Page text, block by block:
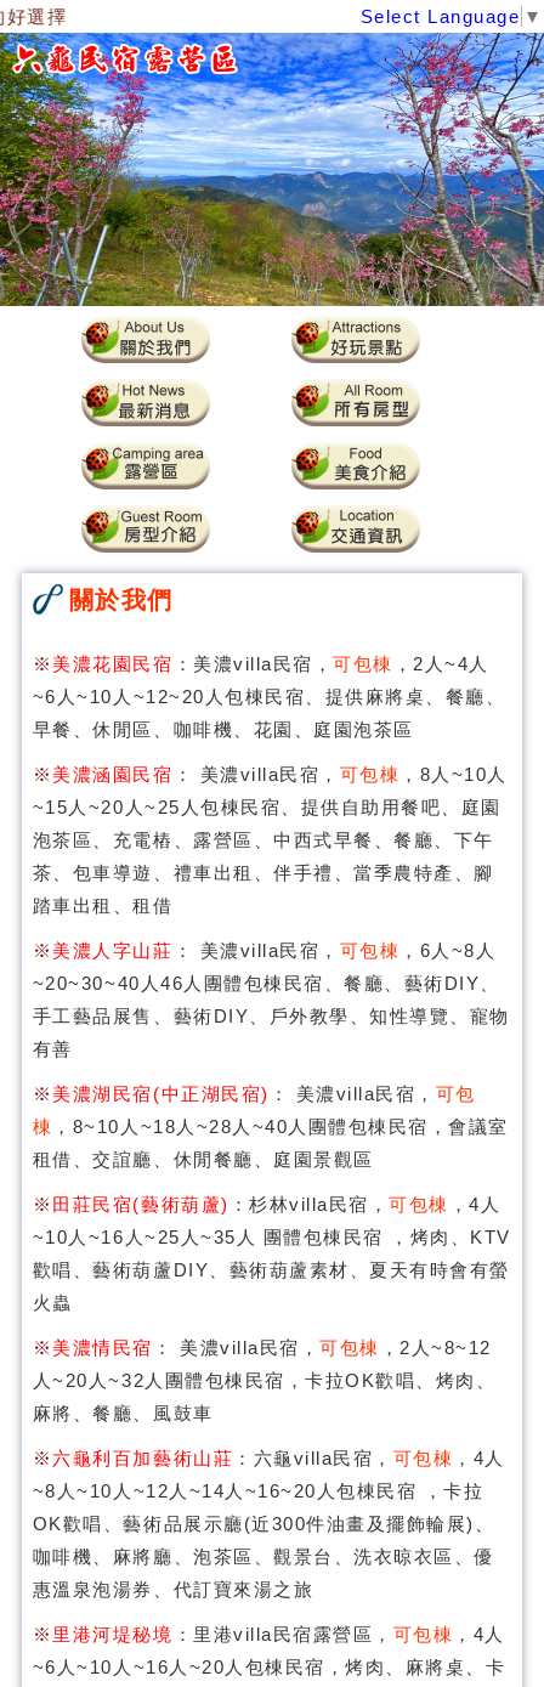
選擇 Select Language ▼
關於我們
※ 美濃花園民宿 ：美濃villa民宿，可包棟 ，2人~4人
~6人~10人~12~20人包棟民宿、提供麻將桌、餐廳、
早餐、休閒區、咖啡機、花園、庭園泡茶區
※ 美濃涵園民宿 ： 美濃villa民宿， 可包棟 ，8人~10人
~15人~20人~25人包棟民宿、提供自助用餐吧、庭園
泡茶區、充電樁、露營區、中西式早餐、餐廳、下午
茶、包車導遊、禮車出租、伴手禮、當季農特產、腳
踏車出租、租借
※ 美濃人字山莊 ： 美濃villa民宿， 可包棟 ，6人~8人
~20~30~40人46人團體包棟民宿、餐廳、藝術DIY、
手工藝品展售、藝術DIY、戶外教學、知性導覽、寵物
有善
※ 美濃湖民宿(中正湖民宿) ： 美濃villa民宿， 可包
棟 ，8~10人~18人~28人~40人團體包棟民宿，會議室
租借、交誼廳、休閒餐廳、庭園景觀區
※ 田莊民宿(藝術葫蘆) ：杉林villa民宿，可包棟 ，4人
~10人~16人~25人~35人 團體包棟民宿 ，烤肉、KTV
歡唱、藝術葫蘆DIY、藝術葫蘆素材、夏天有時會有螢
火蟲
※ 美濃情民宿 ： 美濃villa民宿，可包棟 ，2人~8~12
人~20人~32人團體包棟民宿，卡拉OK歡唱、烤肉、
麻將、餐廳、風鼓車
※六龜利百加藝術山莊 ：六龜villa民宿， 可包棟 ，4人
~8人~10人~12人~14人~16~20人包棟民宿 ，卡拉
OK歡唱、藝術品展示廳(近300件油畫及擺飾輪展)、
咖啡機、麻將廳、泡茶區、觀景台、洗衣晾衣區、優
惠溫泉泡湯券、代訂寶來湯之旅
※ 里港河堤秘境 ：里港villa民宿露營區， 可包棟 ，4人
~6人~10人~16人~20人包棟民宿，烤肉、麻將桌、卡